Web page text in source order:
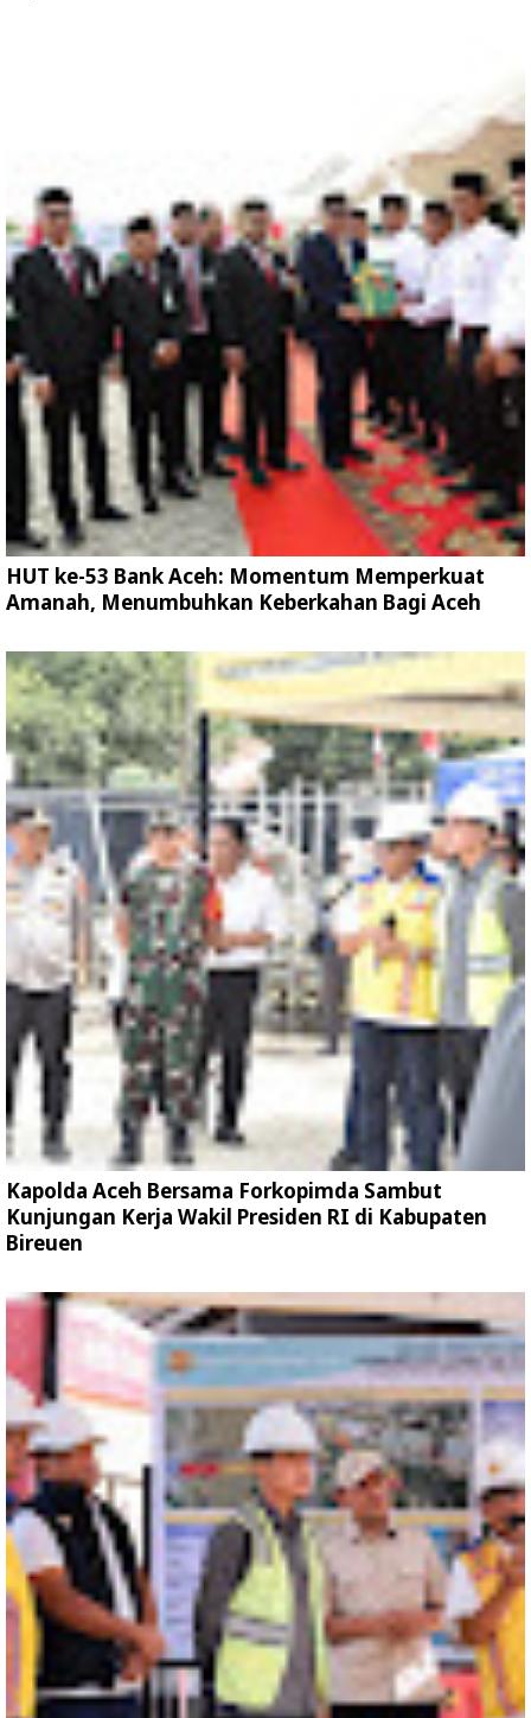
HUT ke-53 Bank Aceh: Momentum Memperkuat
Amanah, Menumbuhkan Keberkahan Bagi Aceh
Kapolda Aceh Bersama Forkopimda Sambut
Kunjungan Kerja Wakil Presiden RI di Kabupaten
Bireuen